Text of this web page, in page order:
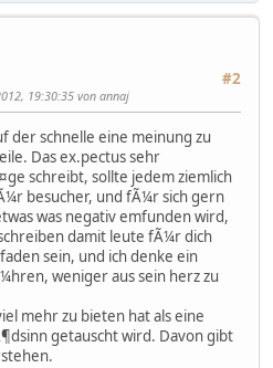
#2
19:30:35 von annaj
der schnelle eine meinung zu
Das ex.pectus sehr
schreibt, sollte jedem ziemlich
besucher, und fÃ¼r sich gern
was negativ emfunden wird,
damit leute fÃ¼r dich
sein, und ich denke ein
weniger aus sein herz zu
mehr zu bieten hat als eine
getauscht wird. Davon gibt